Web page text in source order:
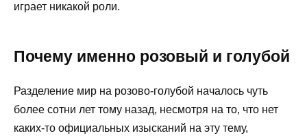
играет никакой роли.
Почему именно розовый и голубой
Разделение мир на розово-голубой началось чуть
более сотни лет тому назад, несмотря на то, что нет
каких-то официальных изысканий на эту тему,